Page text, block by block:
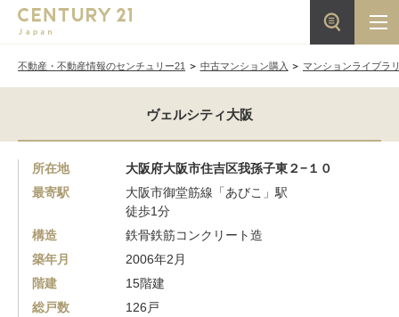
不動産・不動産情報のセンチュリー21 中古マンション購入 マンションライブラ
ヴェルシティ大阪
所在地
大阪府大阪市住吉区我孫子東２−１０
最寄駅
大阪市御堂筋線「あびこ」駅
徒歩1分
構造
鉄骨鉄筋コンクリート造
築年月
2006年2月
階建
15階建
総戸数
126戸